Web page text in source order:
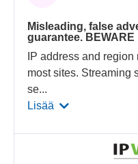
Misleading, false
guarantee. BEWARE
IP address and
most sites. Streaming
se...
Lisää